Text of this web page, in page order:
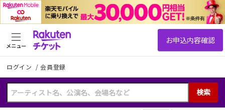
ログイン /会員登録
検索
メニュー